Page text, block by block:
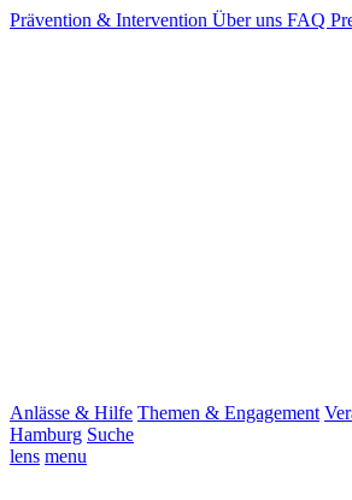
Prävention & Intervention Über uns FAQ
Anlässe & Hilfe Themen & Engagement
Hamburg Suche
lens menu